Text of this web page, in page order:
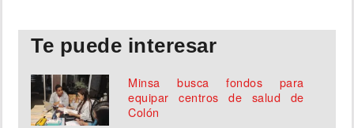
Te puede interesar
Minsa busca fondos para
equipar centros de salud de
Colón